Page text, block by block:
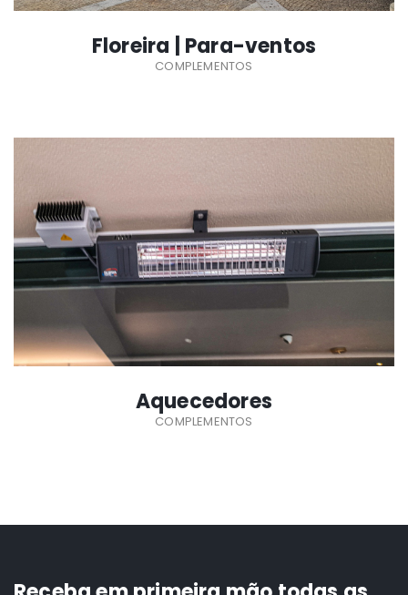
Floreira | Para-ventos
COMPLEMENTOS
SABER MAIS
Aquecedores
COMPLEMENTOS